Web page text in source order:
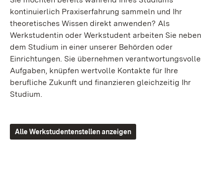
kontinuierlich Praxiserfahrung sammeln und Ihr
theoretisches Wissen direkt anwenden? Als
Werkstudentin oder Werkstudent arbeiten Sie neben
dem Studium in einer unserer Behörden oder
Einrichtungen. Sie übernehmen verantwortungsvolle
Aufgaben, knüpfen wertvolle Kontakte für Ihre
berufliche Zukunft und finanzieren gleichzeitig Ihr
Studium.
Alle Werkstudentenstellen anzeigen